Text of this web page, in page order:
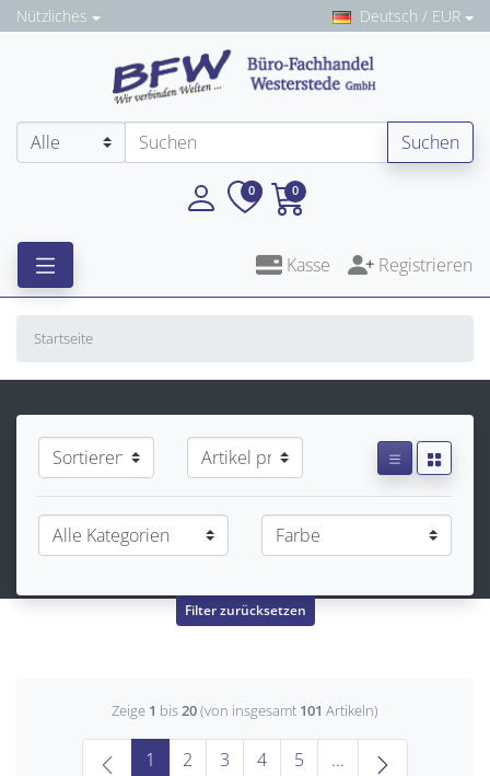
Nützliches Deutsch / EUR
Suchen
0 0
Kasse Registrieren
Startseite
Filter zurücksetzen
Zeige 1 bis20(von insgesamt 101 Artikeln)
1 (current)
2 3 4 5 ...